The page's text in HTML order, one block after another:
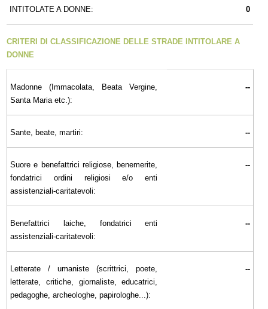
INTITOLATE A DONNE: 0
CRITERI DI CLASSIFICAZIONE DELLE STRADE INTITOLARE A
DONNE
Madonne (Immacolata, Beata Vergine,
Santa Maria etc.):
--
Sante, beate, martiri: --
Suore e benefattrici religiose, benemerite,
fondatrici ordini religiosi e/o enti
assistenziali-caritatevoli:
--
Benefattrici laiche, fondatrici enti
assistenziali-caritatevoli:
--
Letterate / umaniste (scrittrici, poete,
letterate, critiche, giornaliste, educatrici,
pedagoghe, archeologhe, papirologhe...):
--